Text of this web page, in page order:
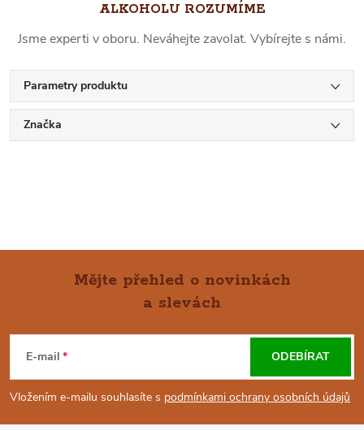
ALKOHOLU ROZUMÍME
Jsme experti v oboru. Neváhejte zavolat. Vybírejte s námi.
Parametry produktu
Značka
P
Mějte přehled o novinkách
a slevách
E-mail
Vložením e-mailu souhlasíte s podmínkami ochrany osobních údajů
ODEBÍRAT